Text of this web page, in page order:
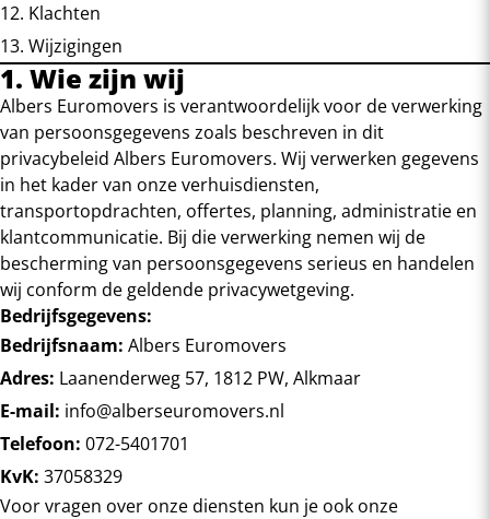
12. Klachten
13. Wijzigingen
1. Wie zijn wij
Albers Euromovers is verantwoordelijk voor de verwerking
van persoonsgegevens zoals beschreven in dit
privacybeleid Albers Euromovers. Wij verwerken gegevens
in het kader van onze verhuisdiensten,
transportopdrachten, offertes, planning, administratie en
klantcommunicatie. Bij die verwerking nemen wij de
bescherming van persoonsgegevens serieus en handelen
wij conform de geldende privacywetgeving.
Bedrijfsgegevens:
Bedrijfsnaam: Albers Euromovers
Adres: Laanenderweg 57, 1812 PW, Alkmaar
E-mail: info@alberseuromovers.nl
Telefoon: 072-5401701
KvK: 37058329
Voor vragen over onze diensten kun je ook onze